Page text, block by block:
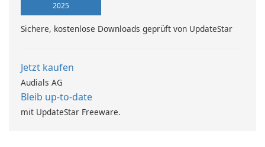
2025
Sichere, kostenlose Downloads geprüft von UpdateStar
Jetzt kaufen
Audials AG
Bleib up-to-date
mit UpdateStar Freeware.